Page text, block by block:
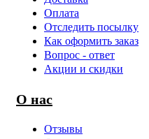
Оплата
Отследить посылку
Как оформить заказ
Вопрос - ответ
Акции и скидки
О нас
Отзывы